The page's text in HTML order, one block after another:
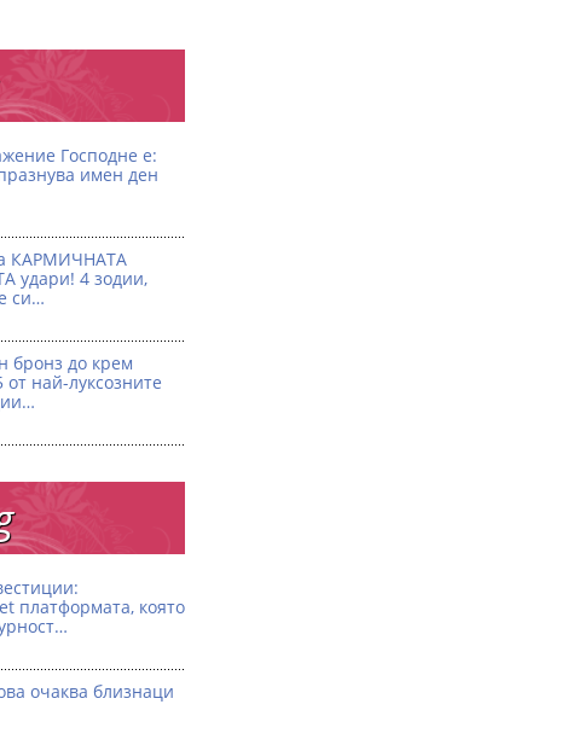
Господне е:
имен ден
КАРМИЧНАТА
удари! 4 зодии,
си…
бронз до крем
най-луксозните
платформата, която
очаква близнаци